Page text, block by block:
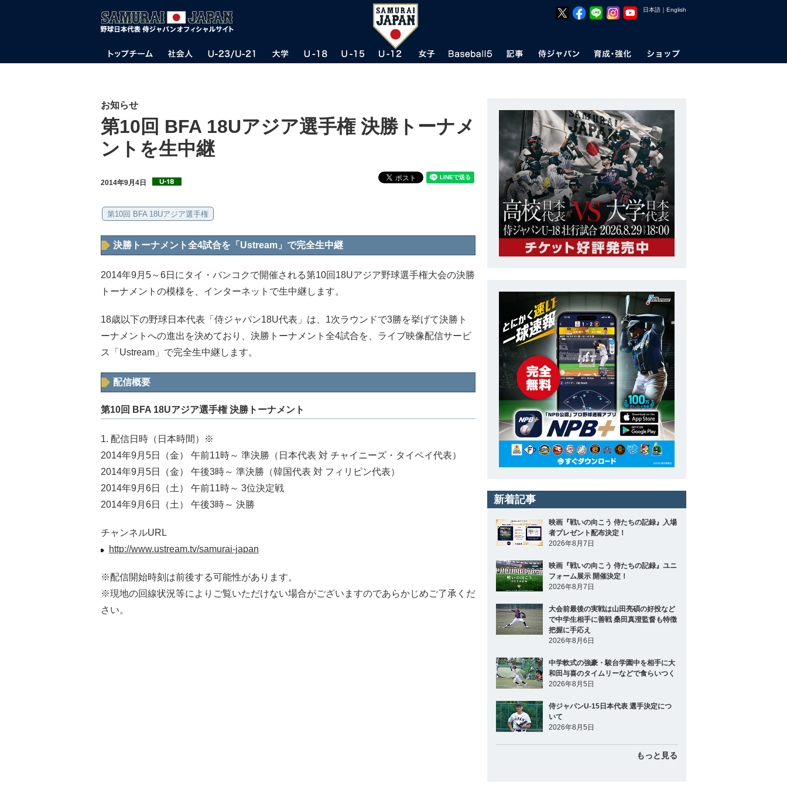
日本語 ｜ English
お知らせ
第10回 BFA 18Uアジア選手権 決勝トーナメ
ントを生中継
2014年9月4日
第10回 BFA 18Uアジア選手権
決勝トーナメント全4試合を「Ustream」で完全生中継
2014年9月5～6日にタイ・バンコクで開催される第10回18Uアジア野球選手権大会の決勝
トーナメントの模様を、インターネットで生中継します。
18歳以下の野球日本代表「侍ジャパン18U代表」は、1次ラウンドで3勝を挙げて決勝ト
ーナメントへの進出を決めており、決勝トーナメント全4試合を、ライブ映像配信サービ
ス「Ustream」で完全生中継します。
配信概要
第10回 BFA 18Uアジア選手権 決勝トーナメント
1. 配信日時（日本時間）※
2014年9月5日（金） 午前11時～ 準決勝（日本代表 対 チャイニーズ・タイペイ代表）
2014年9月5日（金） 午後3時～ 準決勝（韓国代表 対 フィリピン代表）
2014年9月6日（土） 午前11時～ 3位決定戦
2014年9月6日（土） 午後3時～ 決勝
チャンネルURL
http://www.ustream.tv/samurai-japan
※配信開始時刻は前後する可能性があります。
※現地の回線状況等によりご覧いただけない場合がございますのであらかじめご了承くだ
さい。
新着記事
映画『戦いの向こう 侍たちの記録』入場
者プレゼント配布決定！
2026年8月7日
映画『戦いの向こう 侍たちの記録』ユニ
フォーム展示 開催決定！
2026年8月7日
大会前最後の実戦は山田亮碩の好投など
で中学生相手に善戦 桑田真澄監督も特徴
把握に手応え
2026年8月6日
中学軟式の強豪・駿台学園中を相手に大
和田与喜のタイムリーなどで食らいつく
2026年8月5日
侍ジャパンU-15日本代表 選手決定につ
いて
2026年8月5日
もっと見る